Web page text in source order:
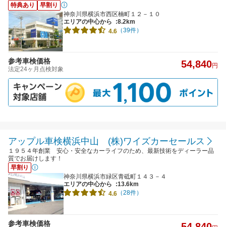
特典あり
早割り
神奈川県横浜市西区楠町１２－１０
エリアの中心から
:8.2km
4.6 （39件）
参考車検価格
法定24ヶ月点検対象 54,840円
アップル車検横浜中山 (株)ワイズカーセールス
１９５４年創業 安心・安全なカーライフのため、最新技術をディーラー品
質でお届けします！
早割り
神奈川県横浜市緑区青砥町１４３－４
エリアの中心から
:13.6km
4.6 （28件）
参考車検価格